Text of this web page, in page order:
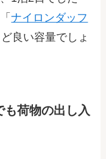
ナイロンダッフ
良い容量でしょ
も荷物の出し入